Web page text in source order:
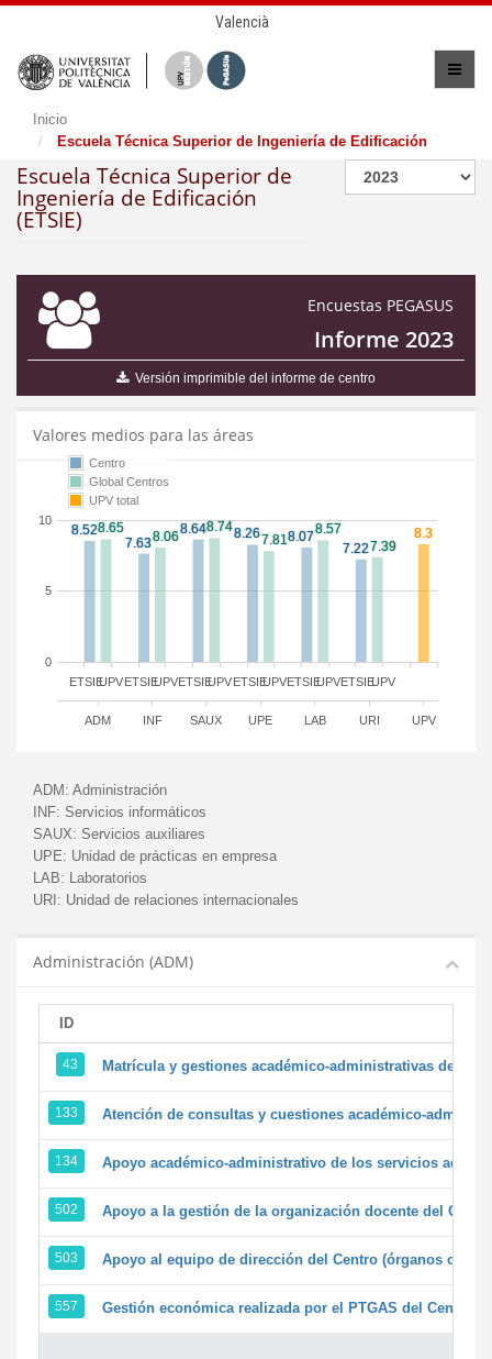
Valencià
Inicio
Escuela Técnica Superior de Ingeniería de Edificación
Escuela Técnica Superior de
Ingeniería de Edificación
(ETSIE)
Encuestas PEGASUS
Informe 2023
Versión imprimible del informe de centro
Valores medios para las áreas
ETSIE ETSIE ETSIE ETSIE ETSIE ETSIE
UPV UPV UPV UPV UPV UPV
ADM INF SAUX UPE LAB URI UPV
0
5
10
Centro
Global Centros
UPV total
ADM: Administración
INF: Servicios informáticos
SAUX: Servicios auxiliares
UPE: Unidad de prácticas en empresa
LAB: Laboratorios
URI: Unidad de relaciones internacionales
Administración (ADM)
ID
43 Matrícula y gestiones académico-administrativas de la
133 Atención de consultas y cuestiones académico-
134 Apoyo académico-administrativo de los servicios
502 Apoyo a la gestión de la organización docente del
503 Apoyo al equipo de dirección del Centro (órganos
557 Gestión económica realizada por el PTGAS del Centro